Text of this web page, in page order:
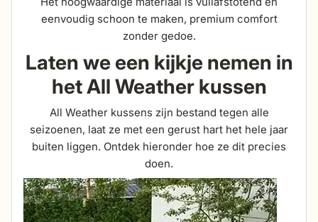
eenvoudig schoon te maken, premium comfort
zonder gedoe.
Laten we een kijkje nemen in
het All Weather kussen
All Weather kussens zijn bestand tegen alle
seizoenen, laat ze met een gerust hart het hele jaar
buiten liggen. Ontdek hieronder hoe ze dit precies
doen.